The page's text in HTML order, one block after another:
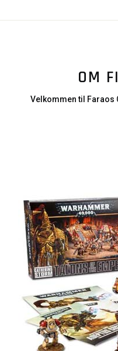
OM
Velkommen til